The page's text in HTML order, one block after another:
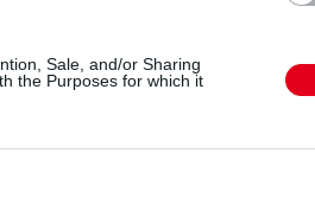
Sale, and/or Sharing
the Purposes for which it
váratlan technikai
gondok nehezítették a
ellenére is javítottak egy